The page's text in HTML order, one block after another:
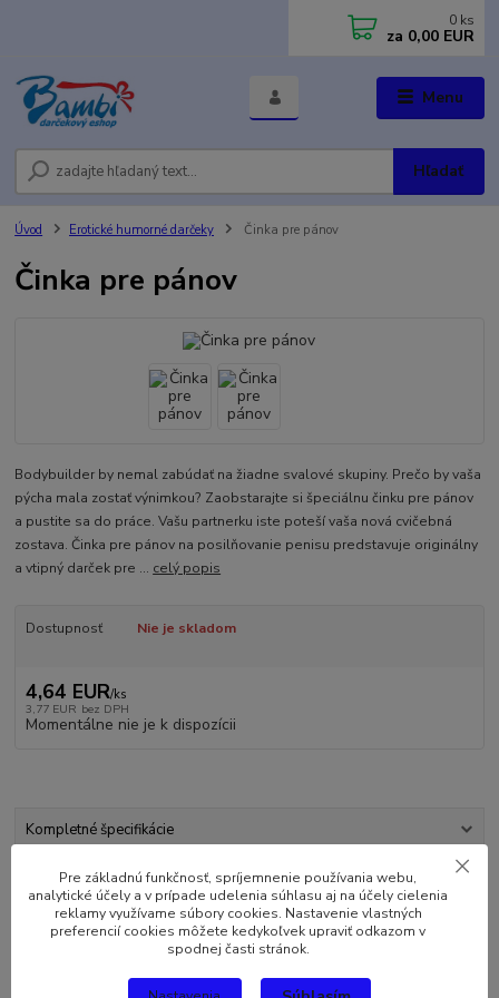
Menu
Hľadať
0 ks
za 0,00 EUR
Úvod Erotické humorné darčeky Činka pre pánov
Činka pre pánov
Bodybuilder by nemal zabúdať na žiadne svalové skupiny. Prečo by vaša
pýcha mala zostať výnimkou? Zaobstarajte si špeciálnu činku pre pánov
a pustite sa do práce. Vašu partnerku iste poteší vaša nová cvičebná
zostava. Činka pre pánov na posilňovanie penisu predstavuje originálny
a vtipný darček pre ... celý popis
Dostupnosť Nie je skladom
4,64 EUR/ks
3,77 EUR bez DPH
Momentálne nie je k dispozícii
Kompletné špecifikácie
Komentáre 0
Kompletné špecifikácie
Bodybuilder by nemal zabúdať na žiadne svalové skupiny. Prečo
Pre základnú funkčnosť, spríjemnenie používania webu,
analytické účely a v prípade udelenia súhlasu aj na účely cielenia
reklamy využívame súbory cookies. Nastavenie vlastných
preferencií cookies môžete kedykoľvek upraviť odkazom v
spodnej časti stránok.